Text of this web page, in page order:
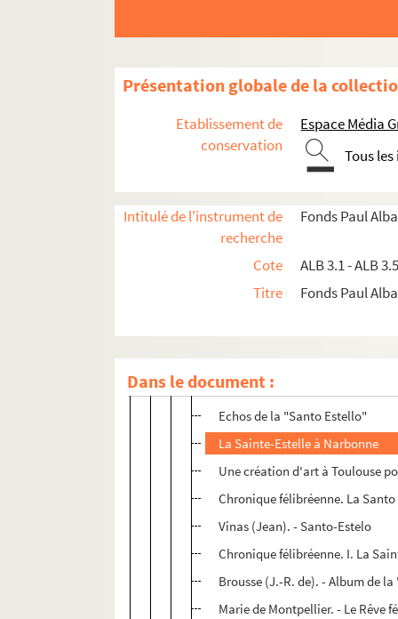
Présentation globale de la
Etablissement de
conservation
Espace Média
Tous
Intitulé de l'instrument de
recherche
Fonds Paul
Cote
ALB 3.1 - ALB
Titre
Fonds Paul
Dans le document :
Poème "La Bouolé la Marianna"
Pélissier (Charles). - Erculo
Lettre de Louis Béchet aux
Brousse (J.-R. de). - La Coupo
Echos de la "Santo Estello"
La Sainte-Estelle à Narbonne
Une création d'art à Toulouse
Chronique félibréenne. La
Vinas (Jean). - Santo-Estelo
Chronique félibréenne. I. La
Brousse (J.-R. de). - Album de
Marie de Montpellier. - Le Rêve